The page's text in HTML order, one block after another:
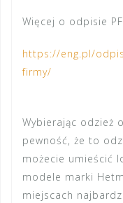
Więcej o odpisie
https://eng.pl/
firmy/
Wybierając odzież
pewność, że to
możecie umieścić
modele marki
miejscach